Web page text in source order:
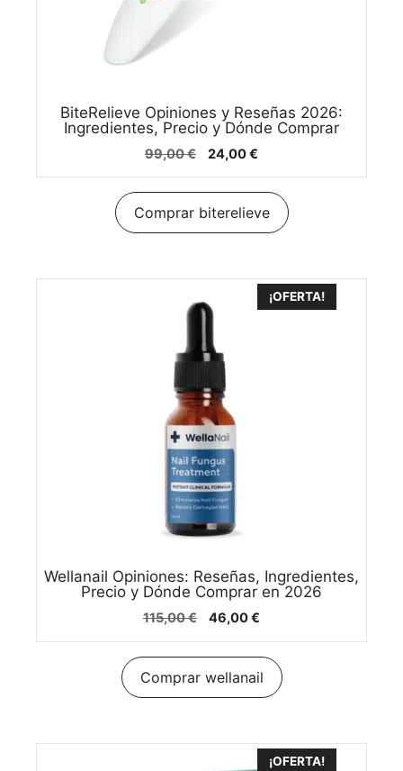
BiteRelieve Opiniones y Reseñas 2026:
Ingredientes, Precio y Dónde Comprar
99,00€
El
original
era:
24,00€
actual
es:
24,00 €.
Comprar biterelieve
¡OFERTA!
Wellanail Opiniones: Reseñas, Ingredientes,
Precio y Dónde Comprar en 2026
115,00€
El
original
era:
115,00 €.
46,00€
actual
es:
46,00 €.
Comprar wellanail
¡OFERTA!